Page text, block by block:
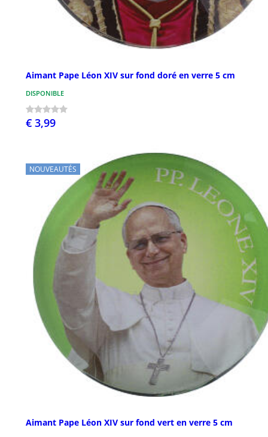
Aimant Pape Léon XIV sur fond doré en verre 5 cm
DISPONIBLE
€ 3,99
NOUVEAUTÉS
Aimant Pape Léon XIV sur fond vert en verre 5 cm